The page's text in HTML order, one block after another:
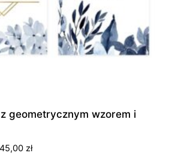
geometrycznym wzorem i
złZakres